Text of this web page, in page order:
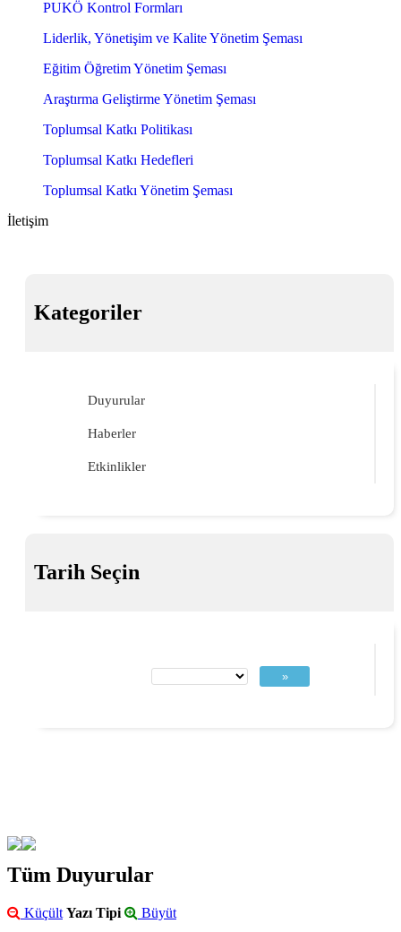
PUKÖ Kontrol Formları
Liderlik, Yönetişim ve Kalite Yönetim Şeması
Eğitim Öğretim Yönetim Şeması
Araştırma Geliştirme Yönetim Şeması
Toplumsal Katkı Politikası
Toplumsal Katkı Hedefleri
Toplumsal Katkı Yönetim Şeması
İletişim
Kategoriler
Duyurular
Haberler
Etkinlikler
Tarih Seçin
»
Tüm Duyurular
Küçült Yazı Tipi Büyüt